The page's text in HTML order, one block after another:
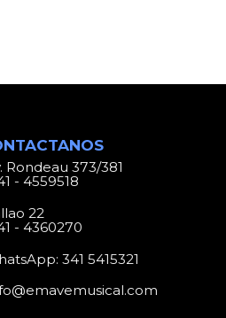
Rondeau 373/381
- 4559518
22
- 4360270
341 5415321